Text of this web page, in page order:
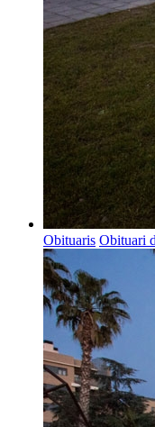
Obituaris Obituari